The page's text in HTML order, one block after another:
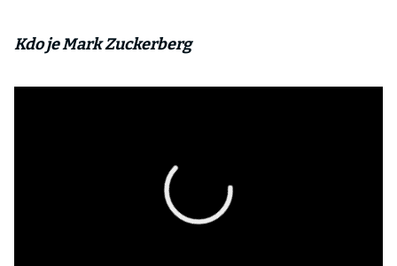
Kdo je Mark Zuckerberg